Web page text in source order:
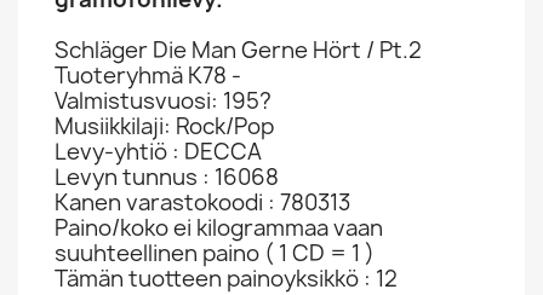
Schläger Die Man Gerne Hört / Pt.2
Tuoteryhmä K78 -
Valmistusvuosi: 195?
Musiikkilaji: Rock/Pop
Levy-yhtiö : DECCA
Levyn tunnus : 16068
Kanen varastokoodi : 780313
Paino/koko ei kilogrammaa vaan
suuhteellinen paino ( 1 CD = 1 )
Tämän tuotteen painoyksikkö : 12